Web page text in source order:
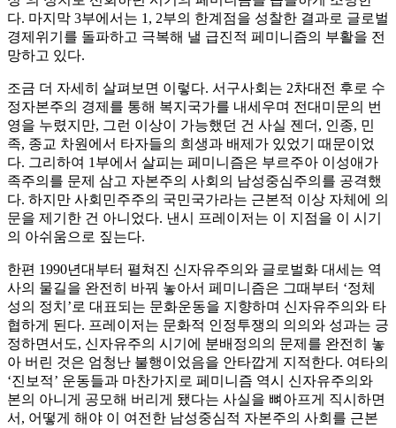
다. 마지막 3부에서는 1, 2부의 한계점을 성찰한 결과로 글로벌
경제위기를 돌파하고 극복해 낼 급진적 페미니즘의 부활을 전
망하고 있다.
조금 더 자세히 살펴보면 이렇다. 서구사회는 2차대전 후로 수
정자본주의 경제를 통해 복지국가를 내세우며 전대미문의 번
영을 누렸지만, 그런 이상이 가능했던 건 사실 젠더, 인종, 민
족, 종교 차원에서 타자들의 희생과 배제가 있었기 때문이었
다. 그리하여 1부에서 살피는 페미니즘은 부르주아 이성애가
족주의를 문제 삼고 자본주의 사회의 남성중심주의를 공격했
다. 하지만 사회민주주의 국민국가라는 근본적 이상 자체에 의
문을 제기한 건 아니었다. 낸시 프레이저는 이 지점을 이 시기
의 아쉬움으로 짚는다.
한편 1990년대부터 펼쳐진 신자유주의와 글로벌화 대세는 역
사의 물길을 완전히 바꿔 놓아서 페미니즘은 그때부터 ‘정체
성의 정치’로 대표되는 문화운동을 지향하며 신자유주의와 타
협하게 된다. 프레이저는 문화적 인정투쟁의 의의와 성과는 긍
정하면서도, 신자유주의 시기에 분배정의의 문제를 완전히 놓
아 버린 것은 엄청난 불행이었음을 안타깝게 지적한다. 여타의
‘진보적’ 운동들과 마찬가지로 페미니즘 역시 신자유주의와
본의 아니게 공모해 버리게 됐다는 사실을 뼈아프게 직시하면
서, 어떻게 해야 이 여전한 남성중심적 자본주의 사회를 근본